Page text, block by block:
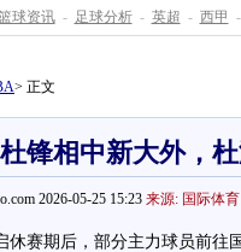
球资讯 - 足球分析 - 英超 - 西甲 -
> 正文
锋相中新大外，
2026-05-25 15:23 来源: 国际体育
赛期后，部分主力球员前往